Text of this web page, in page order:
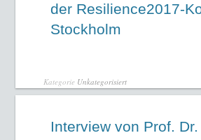
der Resilience2017-
Stockholm
Kategorie Unkategorisiert
Interview von Prof.